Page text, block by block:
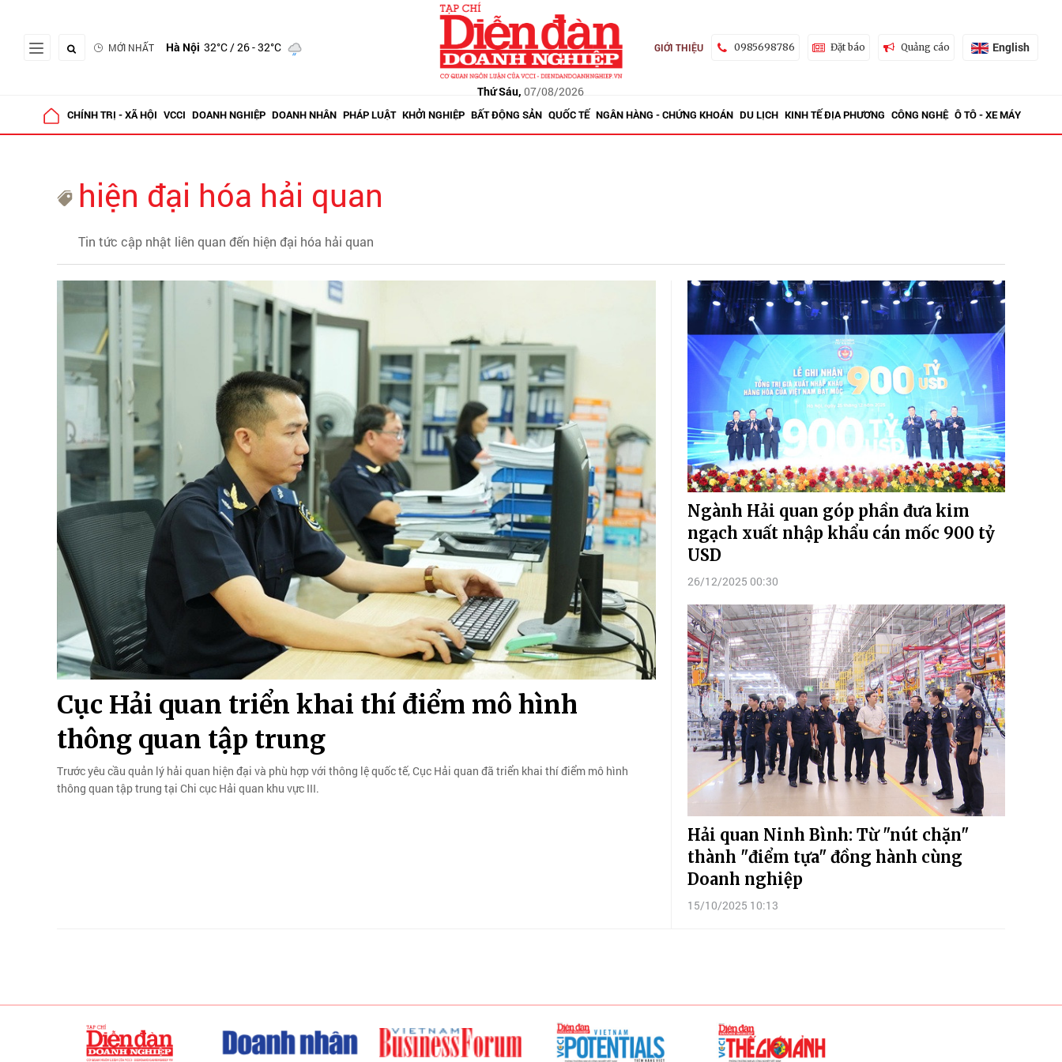
MỚI NHẤT Hà Nội 32°C/ 26 - 32°C
Thứ Sáu, 07/08/2026
GIỚI THIỆU 0985698786 Đặt báo Quảng cáo English
CHÍNH TRỊ - XÃ HỘI VCCI DOANH NGHIỆP DOANH NHÂN PHÁP LUẬT KHỞI NGHIỆP BẤT ĐỘNG SẢN QUỐC TẾ NGÂN HÀNG - CHỨNG KHOÁN DU LỊCH KINH TẾ ĐỊA PHƯƠNG CÔNG NGHỆ Ô TÔ - XE MÁY
hiện đại hóa hải quan
Tin tức cập nhật liên quan đến hiện đại hóa hải quan
Cục Hải quan triển khai thí điểm mô hình
thông quan tập trung
Trước yêu cầu quản lý hải quan hiện đại và phù hợp với thông lệ quốc tế, Cục Hải quan đã triển khai thí điểm mô hình
thông quan tập trung tại Chi cục Hải quan khu vực III.
Ngành Hải quan góp phần đưa kim
ngạch xuất nhập khẩu cán mốc 900 tỷ
USD
26/12/2025 00:30
Hải quan Ninh Bình: Từ "nút chặn"
thành "điểm tựa" đồng hành cùng
Doanh nghiệp
15/10/2025 10:13